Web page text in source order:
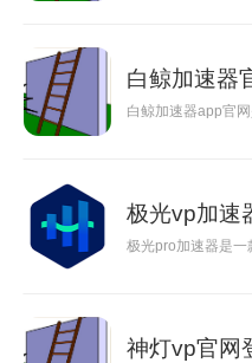
白鲸加速器
白鲸加速器app官
极光vp加速
极光pro加速器是一
神灯vp官网